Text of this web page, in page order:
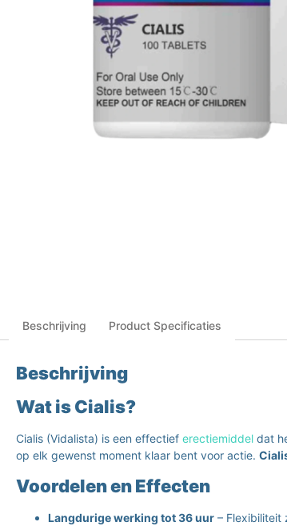
Beschrijving Product Specificaties
Beschrijving
Wat is Cialis?
Cialis (Vidalista) is een effectief erectiemiddel dat
op elk gewenst moment klaar bent voor actie.
Voordelen en Effecten
Langdurige werking tot 36 uur – Flexibiliteit